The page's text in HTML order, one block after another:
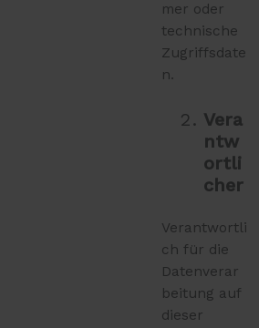
mer oder
technische
Zugriffsdate
n.
Vera
ntw
ortli
cher
Verantwortli
ch für die
Datenverar
beitung auf
dieser